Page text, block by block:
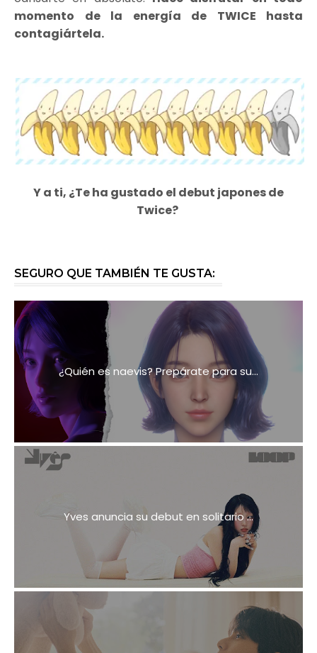
momento de la energía de TWICE hasta
contagiártela.
Y a ti, ¿Te ha gustado el debut japones de
Twice?
SEGURO QUE TAMBIÉN TE GUSTA:
¿Quién es naevis? Prepárate para su...
Yves anuncia su debut en solitario ...